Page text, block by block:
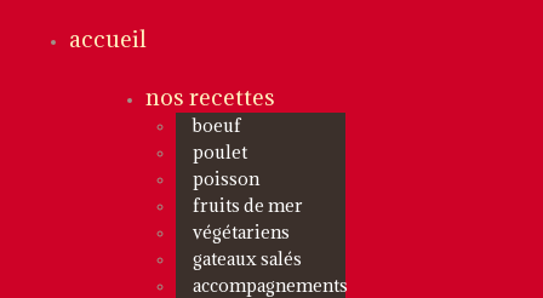
accueil
nos recettes
boeuf
poulet
poisson
fruits de mer
végétariens
gateaux salés
accompagnements